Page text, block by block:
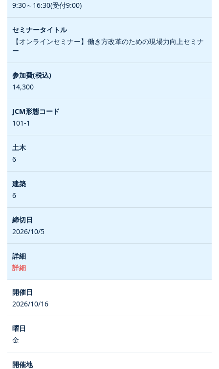
9:30～16:30(受付9:00)
【オンラインセミナー】働き方改革のための現場力向上セミナ
ー
14,300
101-1
6
6
2026/10/5
詳細
2026/10/16
金